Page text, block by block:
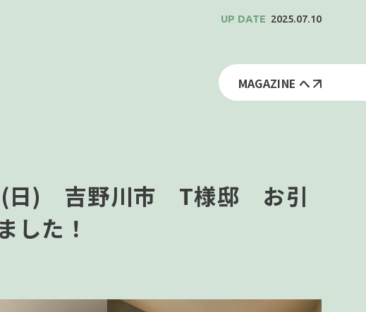
2025.07.10
MAGAZINE へ
(日) 吉野川市 T様邸 お引
した！